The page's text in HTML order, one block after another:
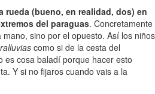
rueda (bueno, en realidad, dos) en
del paraguas. Concretamente
sino por el opuesto. Así los niños
como si de la cesta del
es cosa baladí porque hacer esto
Y si no fijaros cuando vais a la